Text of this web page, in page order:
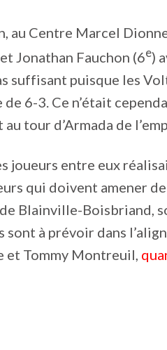
au Centre Marcel
Jonathan Fauchon (6e)
suffisant puisque les
6-3. Ce n’était
tour d’Armada de
joueurs entre eux
qui doivent amener
Blainville-Boisbriand,
sont à prévoir dans
et Tommy Montreuil,